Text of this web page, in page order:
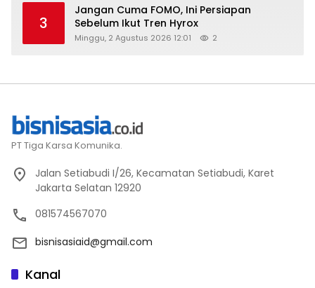
3
Jangan Cuma FOMO, Ini Persiapan
Sebelum Ikut Tren Hyrox
Minggu, 2 Agustus 2026 12:01 2
PT Tiga Karsa Komunika.
Jalan Setiabudi I/26, Kecamatan Setiabudi, Karet
Jakarta Selatan 12920
081574567070
bisnisasiaid@gmail.com
Kanal